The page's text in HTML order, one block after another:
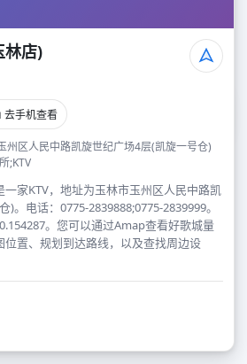
林店)
去手机查看
州区人民中路凯旋世纪广场4层(凯旋一号仓)
;KTV
一家KTV，地址为玉林市玉州区人民中路凯
)。电话：0775-2839888;0775-2839999。
。您可以通过Amap查看好歌城量
位置、规划到达路线，以及查找周边设